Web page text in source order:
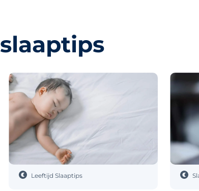
slaaptips
Leeftijd Slaaptips